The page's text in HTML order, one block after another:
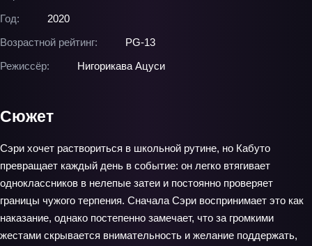
Год:
2020
Возрастной рейтинг:
PG-13
Режиссёр:
Нигорикава Ацуси
Сюжет
Сэри хочет раствориться в школьной рутине, но Кабуто
превращает каждый день в событие: он легко втягивает
одноклассников в нелепые затеи и постоянно проверяет
границы чужого терпения. Сначала Сэри воспринимает это как
наказание, однако постепенно замечает, что за громкими
жестами скрывается внимательность и желание поддержать,